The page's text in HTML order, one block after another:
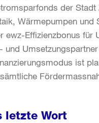
der
Wärmepumpen und
ewz-Effizienzbonus für
und
ist
letzte Wort